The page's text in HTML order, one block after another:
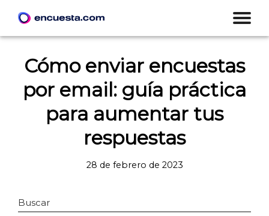
Cómo enviar encuestas
por email: guía práctica
para aumentar tus
respuestas
28 de febrero de 2023
Buscar